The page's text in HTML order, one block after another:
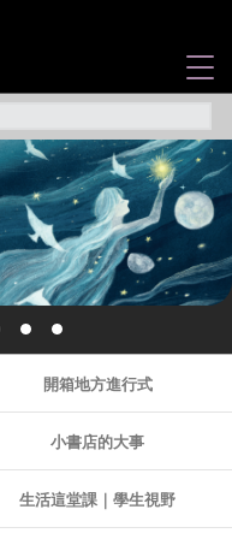
開箱地方進行式
小書店的大事
生活這堂課｜學生視野